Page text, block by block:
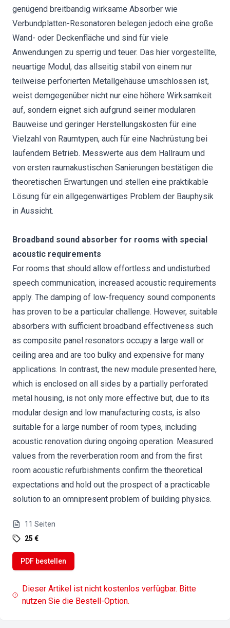
genügend breitbandig wirksame Absorber wie
Verbundplatten-Resonatoren belegen jedoch eine große
Wand- oder Deckenfläche und sind für viele
Anwendungen zu sperrig und teuer. Das hier vorgestellte,
neuartige Modul, das allseitig stabil von einem nur
teilweise perforierten Metallgehäuse umschlossen ist,
weist demgegenüber nicht nur eine höhere Wirksamkeit
auf, sondern eignet sich aufgrund seiner modularen
Bauweise und geringer Herstellungskosten für eine
Vielzahl von Raumtypen, auch für eine Nachrüstung bei
laufendem Betrieb. Messwerte aus dem Hallraum und
von ersten raumakustischen Sanierungen bestätigen die
theoretischen Erwartungen und stellen eine praktikable
Lösung für ein allgegenwärtiges Problem der Bauphysik
in Aussicht.
Broadband sound absorber for rooms with special
acoustic requirements
For rooms that should allow effortless and undisturbed
speech communication, increased acoustic requirements
apply. The damping of low-frequency sound components
has proven to be a particular challenge. However, suitable
absorbers with sufficient broadband effectiveness such
as composite panel resonators occupy a large wall or
ceiling area and are too bulky and expensive for many
applications. In contrast, the new module presented here,
which is enclosed on all sides by a partially perforated
metal housing, is not only more effective but, due to its
modular design and low manufacturing costs, is also
suitable for a large number of room types, including
acoustic renovation during ongoing operation. Measured
values from the reverberation room and from the first
room acoustic refurbishments confirm the theoretical
expectations and hold out the prospect of a practicable
solution to an omnipresent problem of building physics.
11 Seiten
25 €
PDF bestellen
Dieser Artikel ist nicht kostenlos verfügbar. Bitte
nutzen Sie die Bestell-Option.